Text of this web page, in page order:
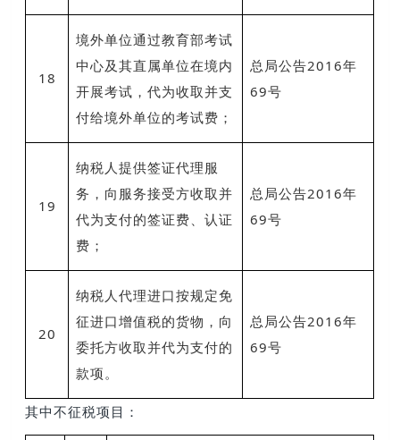
18
境外单位通过教育部考试
中心及其直属单位在境内
开展考试，代为收取并支
付给境外单位的考试费；
总局公告2016年
69号
19
纳税人提供签证代理服
务，向服务接受方收取并
代为支付的签证费、认证
费；
总局公告2016年
69号
20
纳税人代理进口按规定免
征进口增值税的货物，向
委托方收取并代为支付的
款项。
总局公告2016年
69号
其中不征税项目：